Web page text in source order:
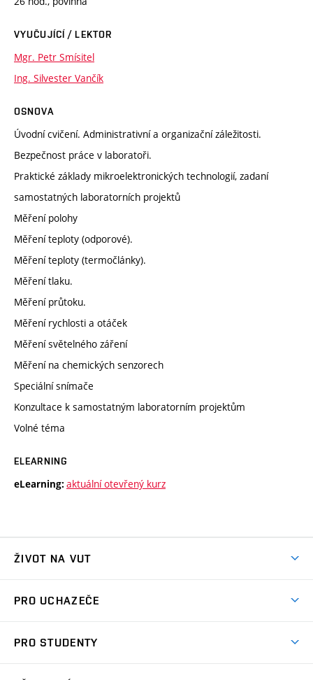
VYUČUJÍCÍ / LEKTOR
Mgr. Petr Smísitel
Ing. Silvester Vančík
OSNOVA
Úvodní cvičení. Administrativní a organizační záležitosti.
Bezpečnost práce v laboratoři.
Praktické základy mikroelektronických technologií, zadaní
samostatných laboratorních projektů
Měření polohy
Měření teploty (odporové).
Měření teploty (termočlánky).
Měření tlaku.
Měření průtoku.
Měření rychlosti a otáček
Měření světelného záření
Měření na chemických senzorech
Speciální snímače
Konzultace k samostatným laboratorním projektům
Volné téma
ELEARNING
eLearning: aktuální otevřený kurz
ŽIVOT NA VUT
Koleje
PRO UCHAZEČE
PRO STUDENTY